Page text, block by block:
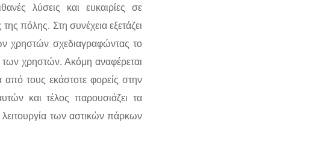
λύσεις και ευκαιρίες σε
πόλης. Στη συνέχεια εξετάζει
χρηστών σχεδιαγραφώντας το
των χρηστών. Ακόμη αναφέρεται
τους εκάστοτε φορείς στην
και τέλος παρουσιάζει τα
των αστικών πάρκων